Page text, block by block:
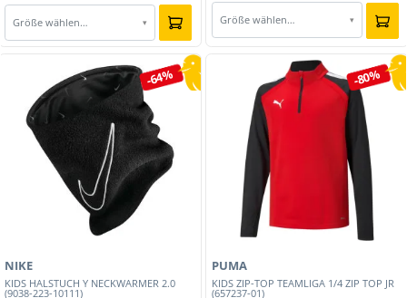
Größe wählen… ▾ Größe wählen… ▾
-64%
KIDS HALSTUCH Y NECKWARMER 2.0
(9038-223-10111)
NIKE
-80%
KIDS ZIP-TOP TEAMLIGA 1/4 ZIP TOP JR
(657237-01)
PUMA